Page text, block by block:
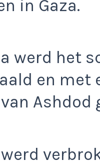
in Gaza.
werd het
en met
Ashdod